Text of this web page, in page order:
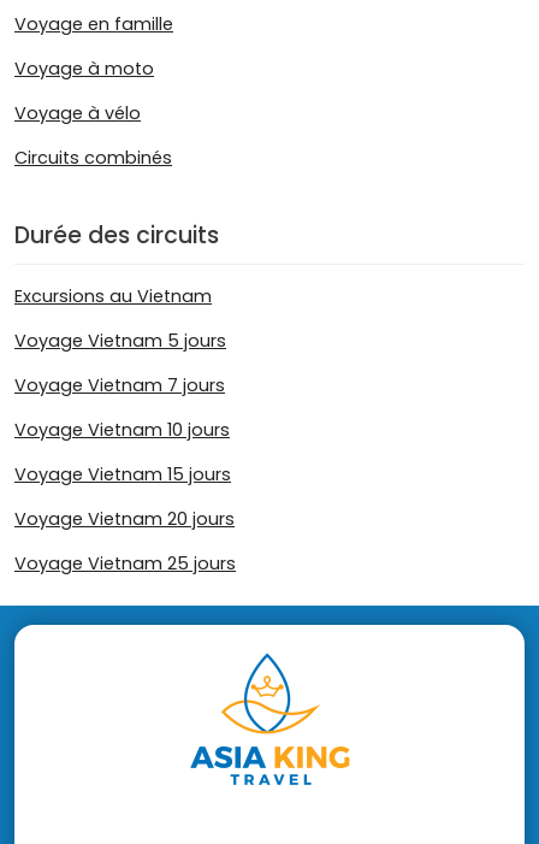
Voyage en famille
Voyage à moto
Voyage à vélo
Circuits combinés
Durée des circuits
Excursions au Vietnam
Voyage Vietnam 5 jours
Voyage Vietnam 7 jours
Voyage Vietnam 10 jours
Voyage Vietnam 15 jours
Voyage Vietnam 20 jours
Voyage Vietnam 25 jours